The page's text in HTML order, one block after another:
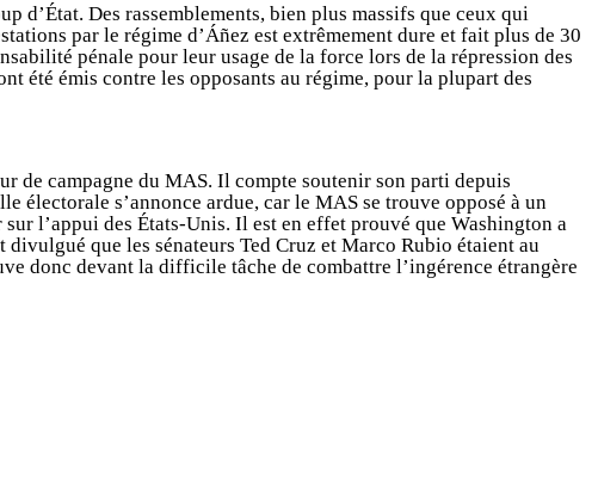
d’État. Des rassemblements, bien plus massifs que ceux qui
par le régime d’Áñez est extrêmement dure et fait plus de 30
pénale pour leur usage de la force lors de la répression des
été émis contre les opposants au régime, pour la plupart des
de campagne du MAS. Il compte soutenir son parti depuis
électorale s’annonce ardue, car le MAS se trouve opposé à un
l’appui des États-Unis. Il est en effet prouvé que Washington a
que les sénateurs Ted Cruz et Marco Rubio étaient au
donc devant la difficile tâche de combattre l’ingérence étrangère